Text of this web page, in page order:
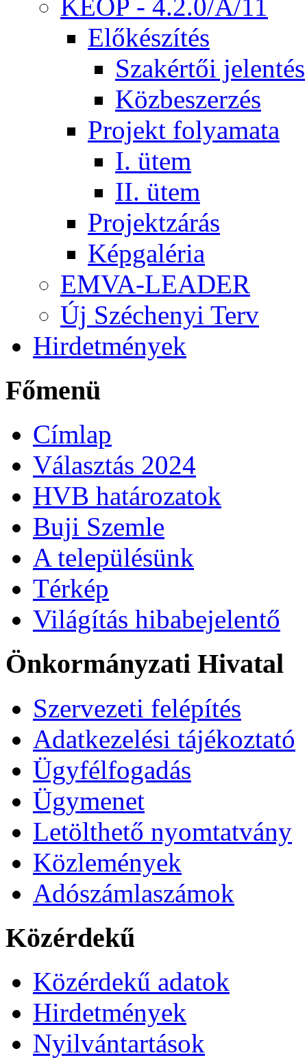
KEOP - 4.2.0/A/11
Előkészítés
Szakértői jelentés
Közbeszerzés
Projekt folyamata
I. ütem
II. ütem
Projektzárás
Képgaléria
EMVA-LEADER
Új Széchenyi Terv
Hirdetmények
Főmenü
Címlap
Választás 2024
HVB határozatok
Buji Szemle
A településünk
Térkép
Világítás hibabejelentő
Önkormányzati Hivatal
Szervezeti felépítés
Adatkezelési tájékoztató
Ügyfélfogadás
Ügymenet
Letölthető nyomtatvány
Közlemények
Adószámlaszámok
Közérdekű
Közérdekű adatok
Hirdetmények
Nyilvántartások